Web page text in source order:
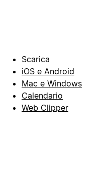
Scarica
iOS e Android
Mac e Windows
Calendario
Web Clipper